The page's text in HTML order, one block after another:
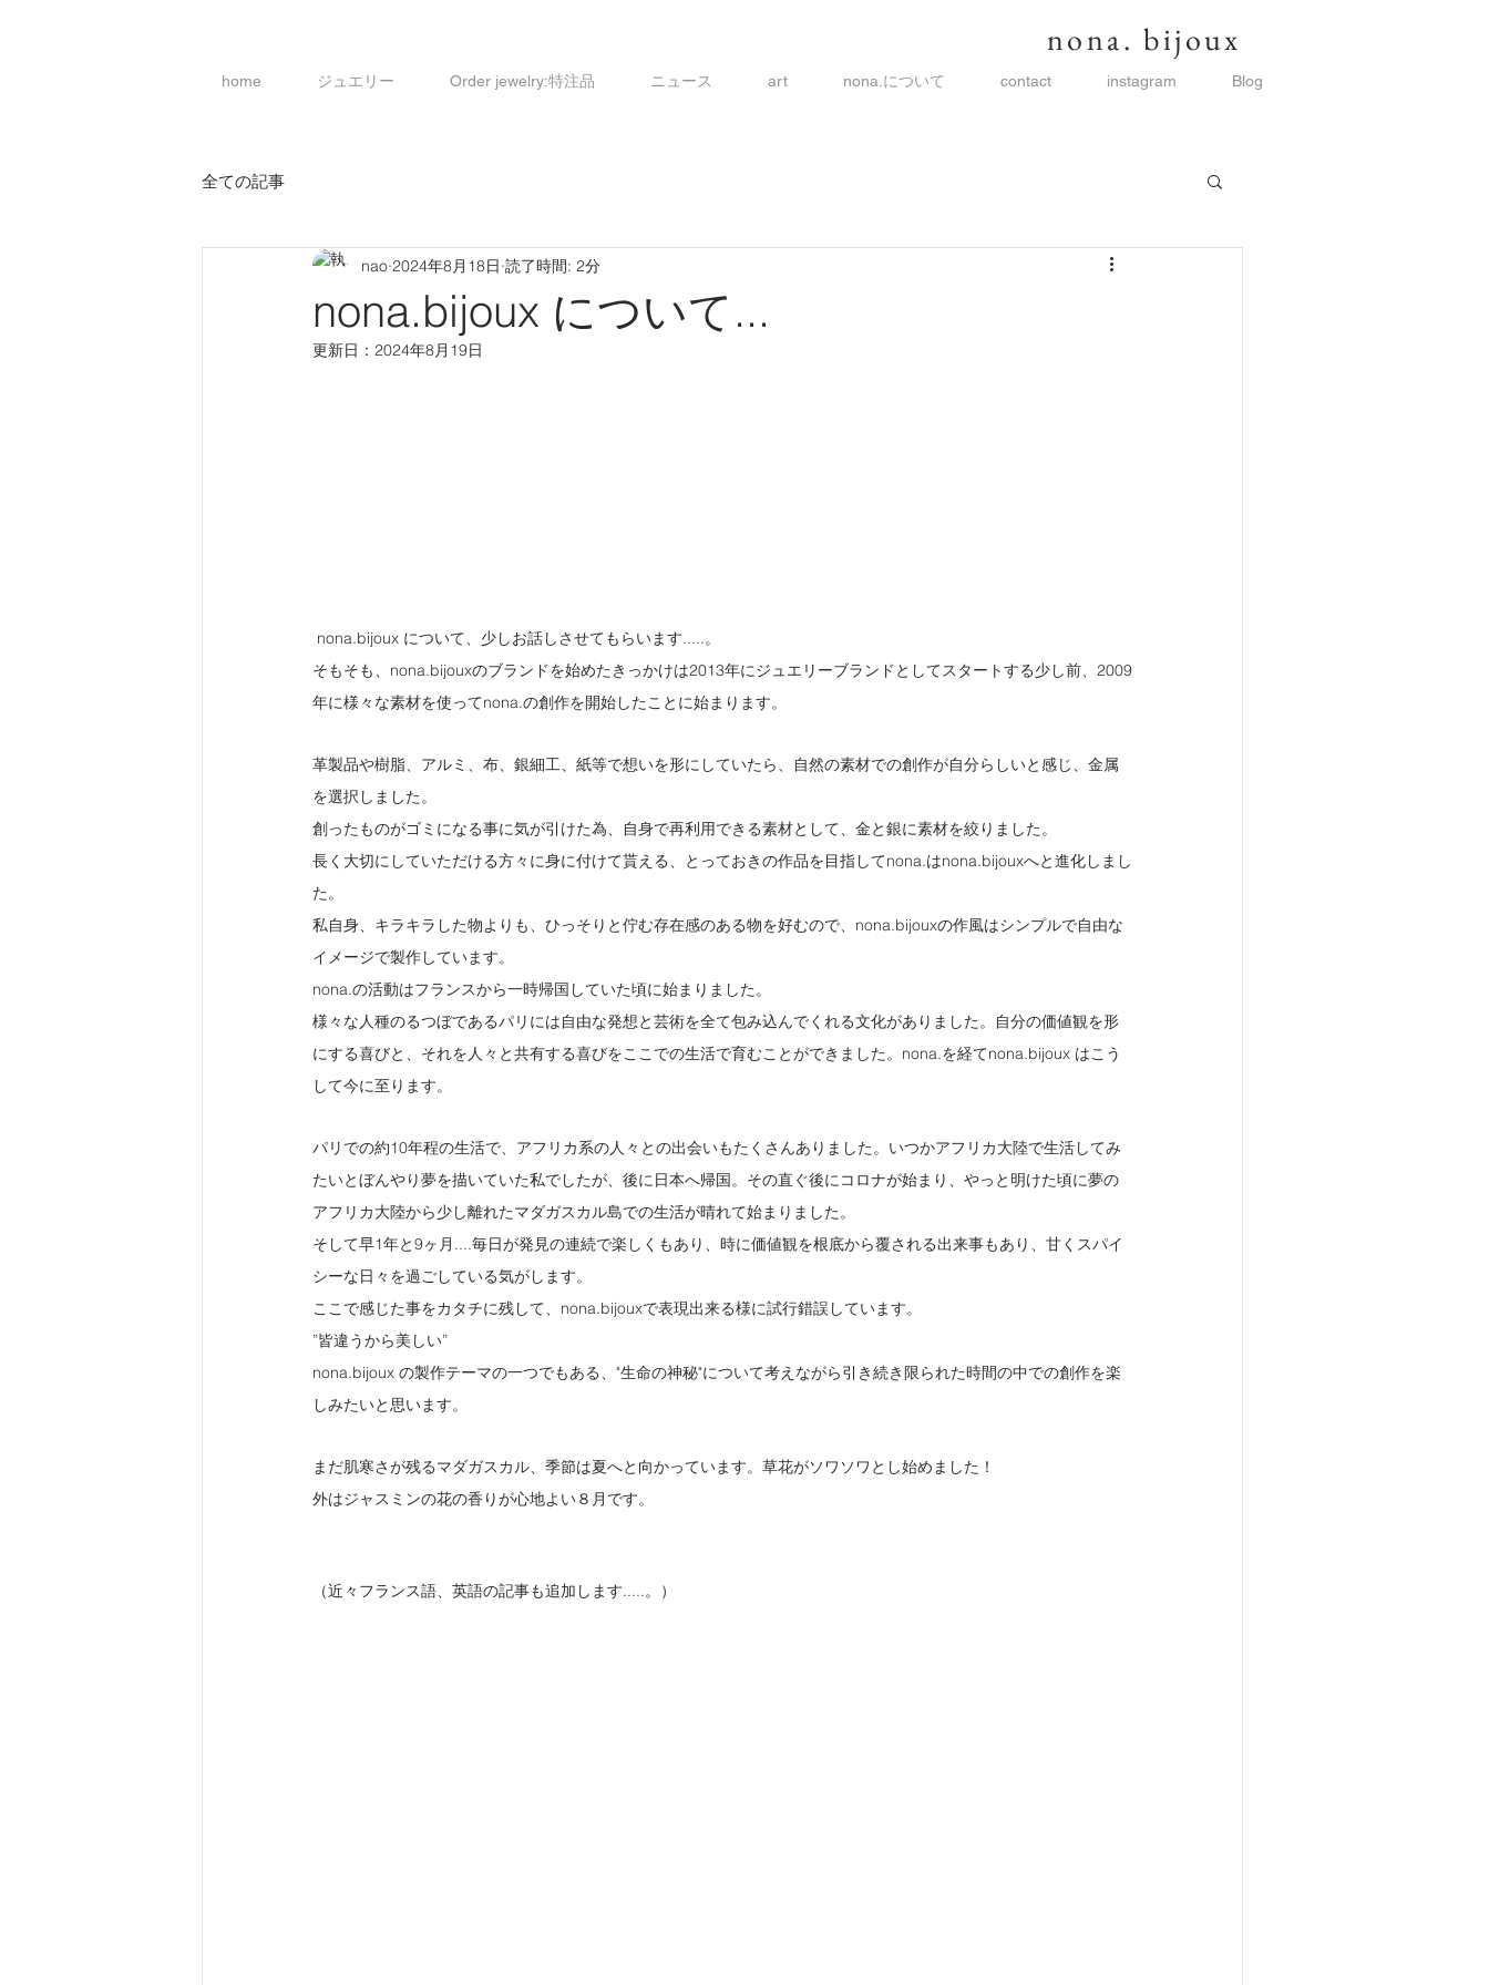
nona. bijoux
home ジュエリー Order jewelry:特注品 ニュース art nona.について contact instagram Blog
全ての記事
nona.bijoux について...
nao 2024年8月18日 読了時間: 2分
更新日： 2024年8月19日
nona.bijoux について、少しお話しさせてもらいます.....。
そもそも、nona.bijouxのブランドを始めたきっかけは2013年にジュエリーブランドとしてスタートする少し前、2009
年に様々な素材を使ってnona.の創作を開始したことに始まります。
革製品や樹脂、アルミ、布、銀細工、紙等で想いを形にしていたら、自然の素材での創作が自分らしいと感じ、金属
を選択しました。
創ったものがゴミになる事に気が引けた為、自身で再利用できる素材として、金と銀に素材を絞りました。
長く大切にしていただける方々に身に付けて貰える、とっておきの作品を目指してnona.はnona.bijouxへと進化しまし
た。
私自身、キラキラした物よりも、ひっそりと佇む存在感のある物を好むので、nona.bijouxの作風はシンプルで自由な
イメージで製作しています。
nona.の活動はフランスから一時帰国していた頃に始まりました。
様々な人種のるつぼであるパリには自由な発想と芸術を全て包み込んでくれる文化がありました。自分の価値観を形
にする喜びと、それを人々と共有する喜びをここでの生活で育むことができました。nona.を経てnona.bijoux はこう
して今に至ります。
パリでの約10年程の生活で、アフリカ系の人々との出会いもたくさんありました。いつかアフリカ大陸で生活してみ
たいとぼんやり夢を描いていた私でしたが、後に日本へ帰国。その直ぐ後にコロナが始まり、やっと明けた頃に夢の
アフリカ大陸から少し離れたマダガスカル島での生活が晴れて始まりました。
そして早1年と9ヶ月....毎日が発見の連続で楽しくもあり、時に価値観を根底から覆される出来事もあり、甘くスパイ
シーな日々を過ごしている気がします。
ここで感じた事をカタチに残して、nona.bijouxで表現出来る様に試行錯誤しています。
”皆違うから美しい”
nona.bijoux の製作テーマの一つでもある、"生命の神秘"について考えながら引き続き限られた時間の中での創作を楽
しみたいと思います。
まだ肌寒さが残るマダガスカル、季節は夏へと向かっています。草花がソワソワとし始めました！
外はジャスミンの花の香りが心地よい８月です。
（近々フランス語、英語の記事も追加します.....。）